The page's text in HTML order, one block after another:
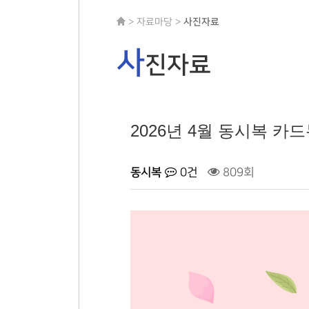
> 자료마당 >사진자료
사진자료
2026년 4월 동시복 카
동시복 0건 809회